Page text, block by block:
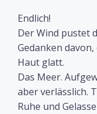
Endlich!
Der Wind pustet
Gedanken
Haut glatt.
Das Meer.
aber verlässlich.
Ruhe und